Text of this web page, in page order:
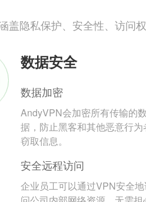
盖隐私保护、安全性、访问
数据安全
数据加密
AndyVPN会加密所有传输的数
据，防止黑客和其他恶意行为
窃取信息。
安全远程访问
企业员工可以通过VPN安全